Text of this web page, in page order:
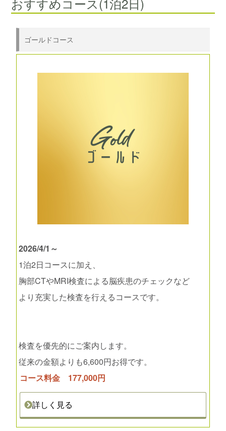
ゴールドコース
2026/4/1～
1泊2日コースに加え、
胸部CTやMRI検査による脳疾患のチェックなど
より充実した検査を行えるコースです。
検査を優先的にご案内します。
従来の金額よりも6,600円お得です。
コース料金 177,000円
詳しく見る